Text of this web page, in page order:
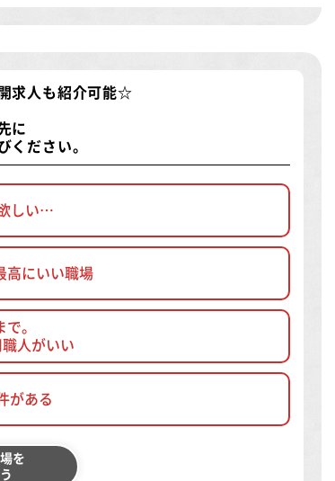
求人 も紹介可能☆
に
ください。
しい…
高にいい職場
。
人がいい
がある
を